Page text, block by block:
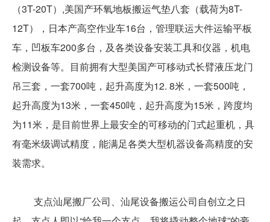
（3T-20T）,美国产环氧地板搬运气垫八套（载荷为8T-
12T），日本产高空作业车16台，管理联运大件运输平板
车，凹板车200多台，及各类设备安装工具和仪器，机电
检测设备等。目前拥有大型美国产可移动式长臂液压龙门
吊三套，一套700吨，起升高度为12. 8米，一套500吨，
起升高度为13米，一套450吨，起升高度为15米，跨度均
为11米，是目前世界上最安全的可移动的门式起重机，具
有毫米级调试精度，能满足各类大型机器设备高精度的安
装需求。
支点汕尾搬厂公司、汕尾设备搬运公司自创立之日